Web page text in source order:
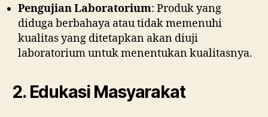
Pengujian Laboratorium: Produk yang
diduga berbahaya atau tidak memenuhi
kualitas yang ditetapkan akan diuji
laboratorium untuk menentukan kualitasnya.
2. Edukasi Masyarakat